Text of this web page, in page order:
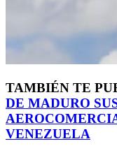
TAMBIÉN TE
DE MADURO
VENEZUELA